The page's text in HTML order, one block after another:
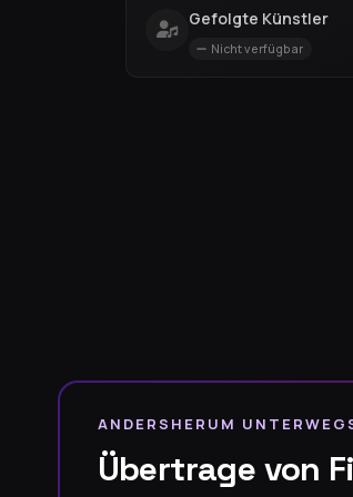
Gefolgte Künstler
Nicht verfügbar
ANDERSHERUM
Übertrage von